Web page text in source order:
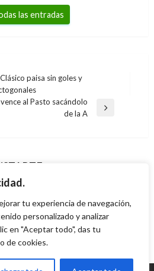
tu experiencia de navegación,
personalizado y analizar
en "Aceptar todo", das tu
de cookies.
las entradas
paisa sin goles y
al Pasto sacándolo
de la A
15, 2011
25, 2013
busca de la
enero 21, 2009